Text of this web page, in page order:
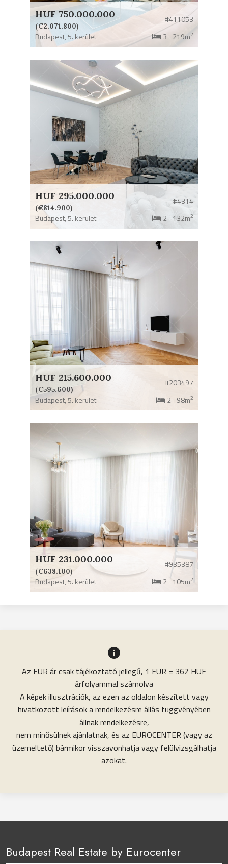
HUF 750.000.000
(€2.071.800)
#411053
Budapest,5. kerület 3 219m2
HUF 295.000.000
(€814.900)
#4314
Budapest,5. kerület 2 132m2
HUF 215.600.000
(€595.600)
#203497
Budapest,5. kerület 2 98m2
HUF 231.000.000
(€638.100)
#935387
Budapest,5. kerület 2 105m2
Az EUR ár csak tájékoztató jellegű, 1 EUR = 362 HUF
árfolyammal számolva
A képek illusztrációk, az ezen az oldalon készített vagy
hivatkozott leírások a rendelkezésre állás függvényében
állnak rendelkezésre,
nem minősülnek ajánlatnak, és az EUROCENTER (vagy az
üzemeltető) bármikor visszavonhatja vagy felülvizsgálhatja
azokat.
Budapest Real Estate by Eurocenter